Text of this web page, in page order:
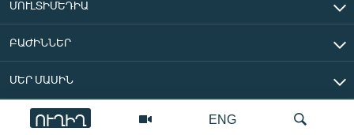
ENG
ՈՒՂԻՂ
ՄՈՒԼՏԻՄԵԴԻԱ
ԲԱԺԻՆՆԵՐ
ՄԵՐ ՄԱՍԻՆ
«Ազատ Եվրոպա/Ազատություն» ռադիոկայան © 2026